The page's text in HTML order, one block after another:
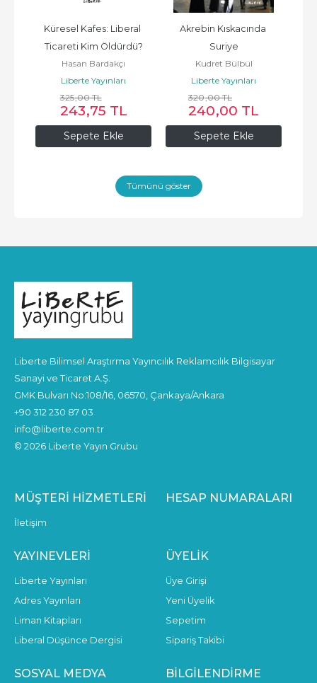
Sepete Ekle
Küresel Kafes: Liberal
Ticareti Kim Öldürdü?
Hasan Bardakçı
Liberte Yayınları
325,00TL
243,75 TL
Sepete Ekle
Akrebin Kıskacında
Suriye
Kudret Bülbül
Liberte Yayınları
320,00TL
240,00 TL
Tümünü göster
Liberte Bilimsel Araştırma Yayıncılık Reklamcılık Bilgisayar
Sanayi ve Ticaret A.Ş.
GMK Bulvarı No:108/16, 06570, Çankaya/Ankara
+90 312 230 87 03
info@liberte.com.tr
© 2026 Liberte Yayın Grubu
MÜŞTERI HIZMETLERI
İletişim
HESAP NUMARALARI
YAYINEVLERI
Liberte Yayınları
Adres Yayınları
Liman Kitapları
Liberal Düşünce Dergisi
ÜYELIK
Üye Girişi
Yeni Üyelik
Sepetim
Sipariş Takibi
SOSYAL MEDYA BILGILENDIRME